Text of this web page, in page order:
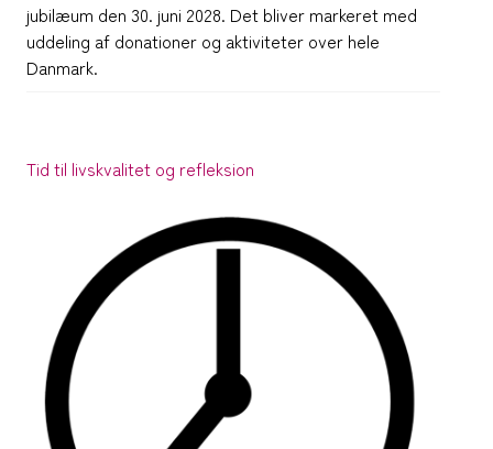
jubilæum den 30. juni 2028. Det bliver markeret med
uddeling af donationer og aktiviteter over hele
Danmark.
Tid til livskvalitet og refleksion